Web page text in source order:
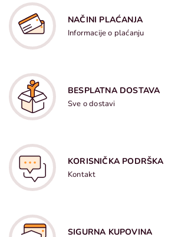
NAČINI PLAĆANJA
Informacije o plaćanju
BESPLATNA DOSTAVA
Sve o dostavi
KORISNIČKA PODRŠKA
Kontakt
SIGURNA KUPOVINA